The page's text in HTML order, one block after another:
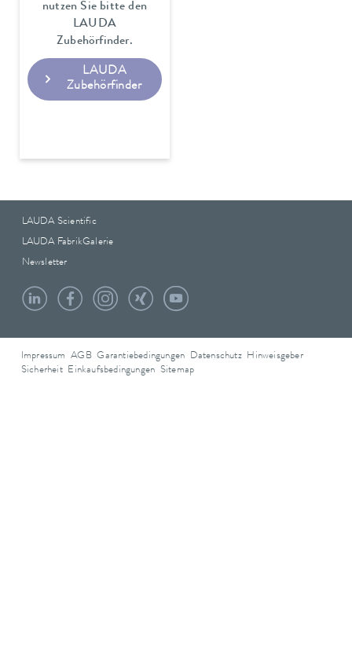
nutzen Sie bitte den
LAUDA
Zubehörfinder.
LAUDA
Zubehörfinder
LAUDA Scientific
LAUDA FabrikGalerie
Newsletter
Impressum AGB Garantiebedingungen Datenschutz
Hinweisgeber
Sicherheit
Einkaufsbedingungen Sitemap